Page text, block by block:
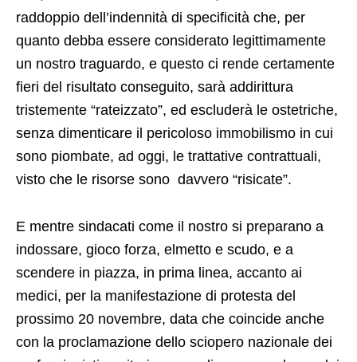
raddoppio dell’indennità di specificità che, per
quanto debba essere considerato legittimamente
un nostro traguardo, e questo ci rende certamente
fieri del risultato conseguito, sarà addirittura
tristemente “rateizzato”, ed escluderà le ostetriche,
senza dimenticare il pericoloso immobilismo in cui
sono piombate, ad oggi, le trattative contrattuali,
visto che le risorse sono davvero “risicate”.
E mentre sindacati come il nostro si preparano a
indossare, gioco forza, elmetto e scudo, e a
scendere in piazza, in prima linea, accanto ai
medici, per la manifestazione di protesta del
prossimo 20 novembre, data che coincide anche
con la proclamazione dello sciopero nazionale dei